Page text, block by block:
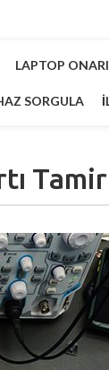
LAPTOP
SORGULA